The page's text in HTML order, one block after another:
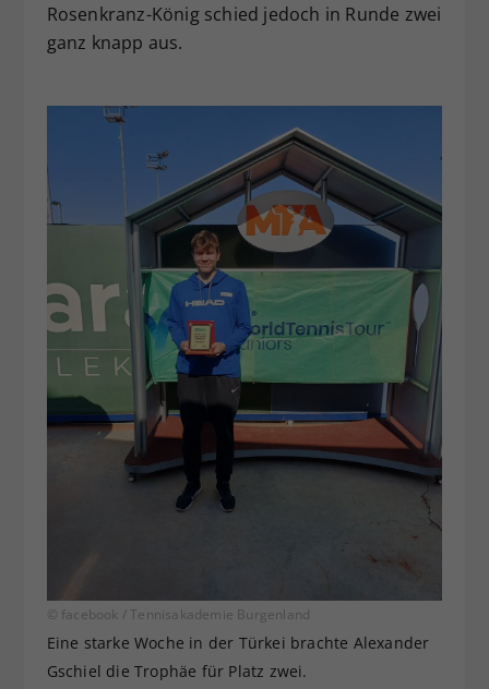
Rosenkranz-König schied jedoch in Runde zwei
ganz knapp aus.
© facebook / Tennisakademie Burgenland
Eine starke Woche in der Türkei brachte Alexander
Gschiel die Trophäe für Platz zwei.